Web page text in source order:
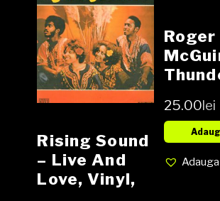
Rising Sound
– Live And
Love, Vinyl,
Roger
25.00lei